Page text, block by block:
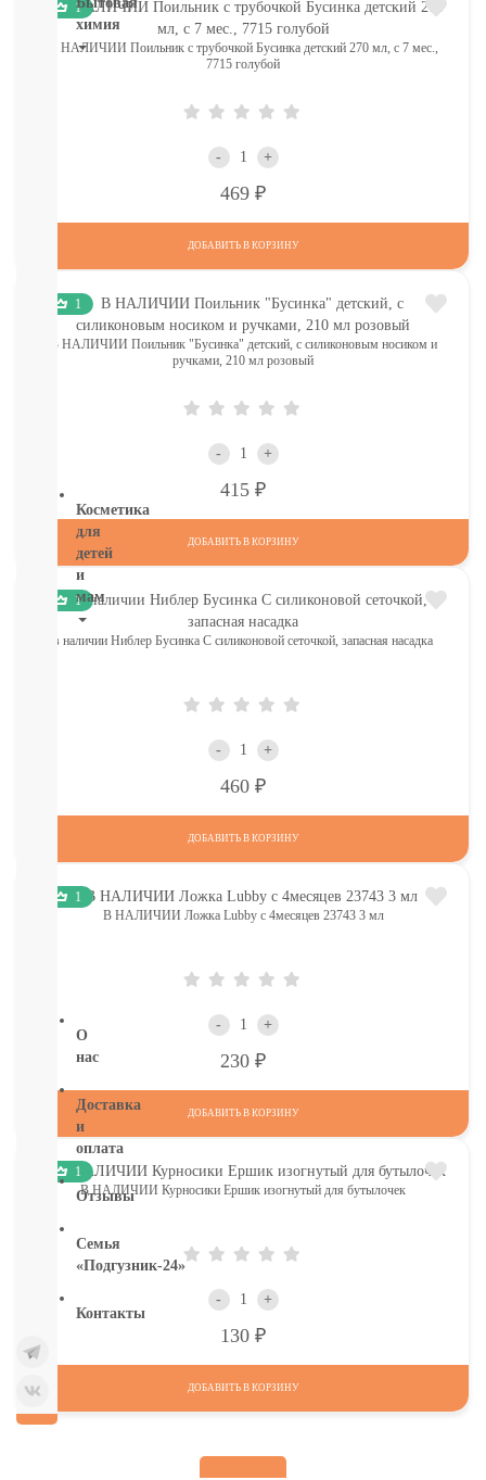
химия
От
уборки
комнат,
освежители
Косметика
для
детей
и
мам
НОВИНКИ
бровей
ВОЛОСЫ
ЛИЦО
О
нас
Доставка
и
оплата
Отзывы
Семья
«Подгузник-24»
Контакты
1
В НАЛИЧИИ Поильник с трубочкой Бусинка детский 270 мл, с 7 мес.,
7715 голубой
- +
469
ДОБАВИТЬ В КОРЗИНУ
1
В НАЛИЧИИ Поильник "Бусинка" детский, с силиконовым носиком и
ручками, 210 мл розовый
- +
415
ДОБАВИТЬ В КОРЗИНУ
1
в наличии Ниблер Бусинка С силиконовой сеточкой, запасная насадка
- +
460
ДОБАВИТЬ В КОРЗИНУ
1
В НАЛИЧИИ Ложка Lubby с 4месяцев 23743 3 мл
- +
230
ДОБАВИТЬ В КОРЗИНУ
1
В НАЛИЧИИ Курносики Ершик изогнутый для бутылочек
- +
130
ДОБАВИТЬ В КОРЗИНУ